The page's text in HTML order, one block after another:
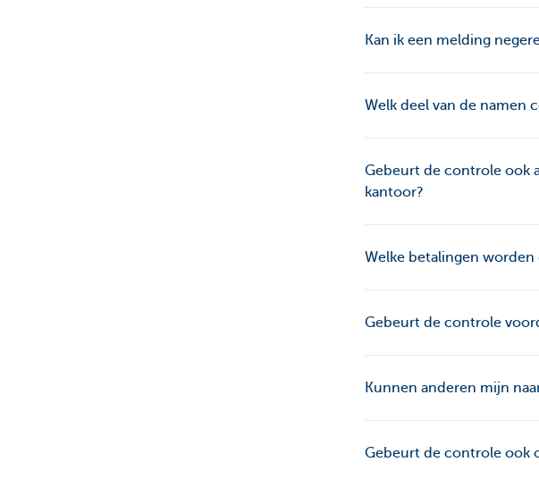
Kan ik een melding
Welk deel van de namen
Gebeurt de controle ook
kantoor?
Welke betalingen
Gebeurt de controle
Kunnen anderen mijn
Gebeurt de controle ook